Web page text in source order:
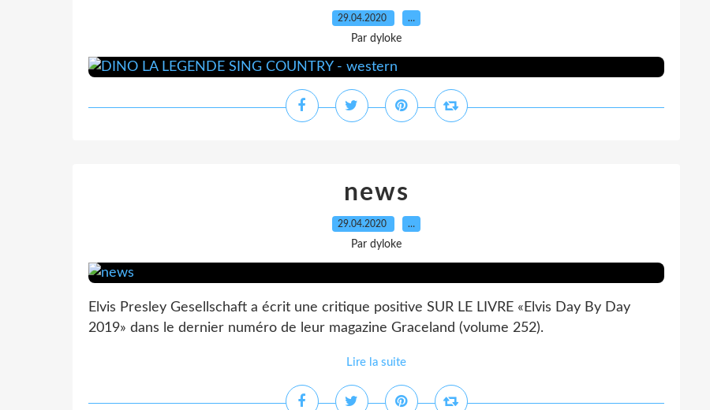
29.04.2020 …
Par dyloke
news
29.04.2020 …
Par dyloke
Elvis Presley Gesellschaft a écrit une critique positive SUR LE LIVRE «Elvis Day By Day
2019» dans le dernier numéro de leur magazine Graceland (volume 252).
Lire la suite